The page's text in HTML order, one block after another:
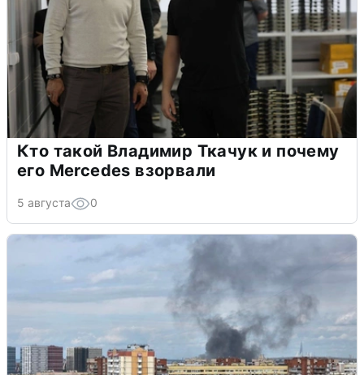
Кто такой Владимир Ткачук и почему
его Mercedes взорвали
5 августа 0